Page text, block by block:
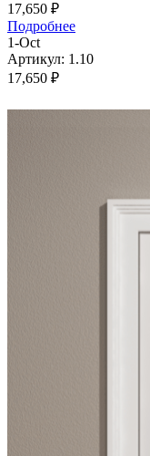
17,650 ₽
Подробнее
1-Oct
Артикул: 1.10
17,650 ₽